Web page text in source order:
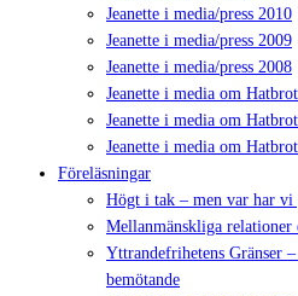
Jeanette i media/press 2010
Jeanette i media/press 2009
Jeanette i media/press 2008
Jeanette i media om
Jeanette i media om
Jeanette i media om
Föreläsningar
Högt i tak – men var har vi
Mellanmänskliga relationer
Yttrandefrihetens Gränser
bemötande